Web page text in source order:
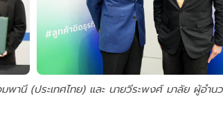
นี (ประเทศไทย) และ นายวีระพงศ์ มาลัย ผู้อำ